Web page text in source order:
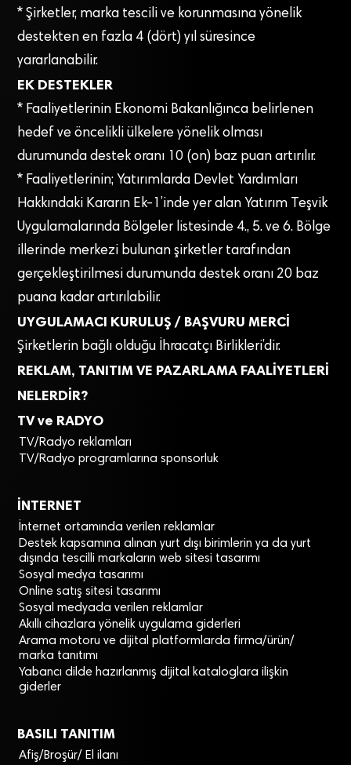
* Şirketler, marka tescili ve korunmasına yönelik
destekten en fazla 4 (dört) yıl süresince
yararlanabilir.
EK DESTEKLER
* Faaliyetlerinin Ekonomi Bakanlığınca belirlenen
hedef ve öncelikli ülkelere yönelik olması
durumunda destek oranı 10 (on) baz puan artırılır.
* Faaliyetlerinin; Yatırımlarda Devlet Yardımları
Hakkındaki Kararın Ek-1’inde yer alan Yatırım Teşvik
Uygulamalarında Bölgeler listesinde 4., 5. ve 6. Bölge
illerinde merkezi bulunan şirketler tarafından
gerçekleştirilmesi durumunda destek oranı 20 baz
puana kadar artırılabilir.
UYGULAMACI KURULUŞ / BAŞVURU MERCİ
Şirketlerin bağlı olduğu İhracatçı Birlikleri’dir.
REKLAM, TANITIM VE PAZARLAMA FAALİYETLERİ
NELERDİR?
TV ve RADYO
TV/Radyo reklamları
TV/Radyo programlarına sponsorluk
İNTERNET
İnternet ortamında verilen reklamlar
Destek kapsamına alınan yurt dışı birimlerin ya da yurt
dışında tescilli markaların web sitesi tasarımı
Sosyal medya tasarımı
Online satış sitesi tasarımı
Sosyal medyada verilen reklamlar
Akıllı cihazlara yönelik uygulama giderleri
Arama motoru ve dijital platformlarda firma/ürün/
marka tanıtımı
Yabancı dilde hazırlanmış dijital kataloglara ilişkin
giderler
BASILI TANITIM
Afiş/Broşür/ El ilanı